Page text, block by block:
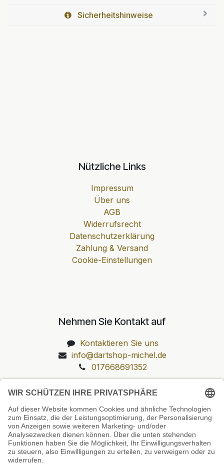
Sicherheitshinweise
Nützliche Links
Impressum
Über uns
AGB
Widerrufsrecht
Datenschutzerklärung
Zahlung & Versand
Cookie-Einstellungen
Nehmen Sie Kontakt auf
Kontaktieren Sie uns
info@dartshop-michel.de
017668691352
Unsere Prüfsiegel